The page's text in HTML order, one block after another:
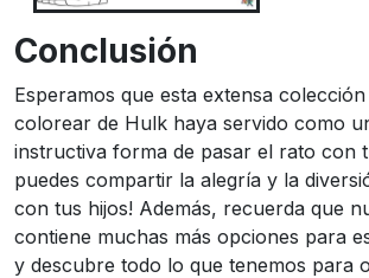
Conclusión
Esperamos que esta extensa
colorear de Hulk haya servido como
instructiva forma de pasar el rato con
puedes compartir la alegría y la
con tus hijos! Además, recuerda que
contiene muchas más opciones para
y descubre todo lo que tenemos para